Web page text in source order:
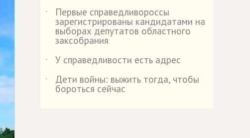
˙
Первые справедливороссы
зарегистрированы кандидатами на
выборах депутатов областного
заксобрания
˙
У справедливости есть адрес
˙
Дети войны: выжить тогда, чтобы
бороться сейчас